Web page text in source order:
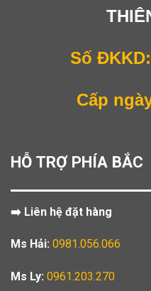
Số
Cấp
HỖ TRỢ PHÍA BẮC
➡️ Liên hệ đặt hàng
Ms Hải: 0981.056.066
Ms Ly: 0961.203.270